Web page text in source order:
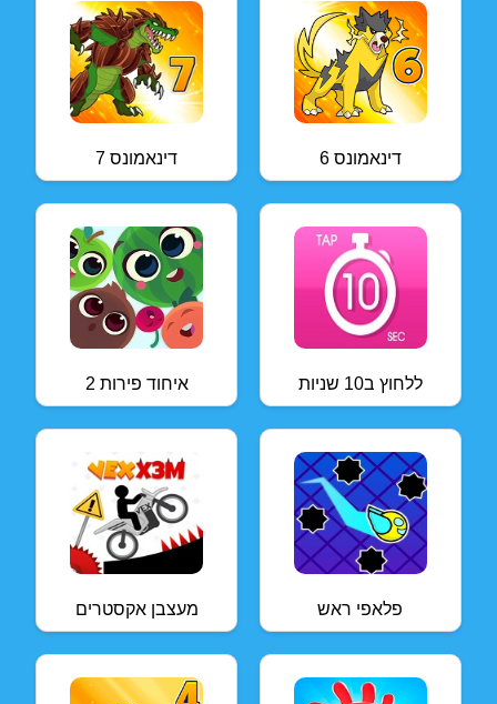
דינאמונס 7 דינאמונס 6
איחוד פירות 2 ללחוץ ב10 שניות
מעצבן אקסטרים פלאפי ראש